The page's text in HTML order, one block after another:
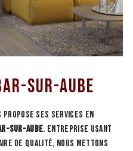
Sur-Aube
propose ses services en
Sur-Aube. Entreprise usant
de qualité, nous mettons